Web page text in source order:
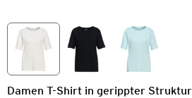
Damen T-Shirt in gerippter Struktur